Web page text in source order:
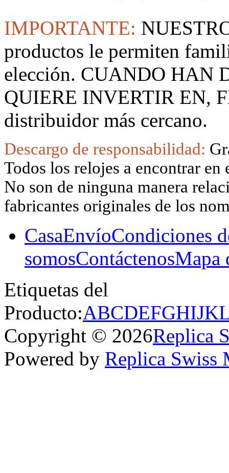
IMPORTANTE:
productos le permiten
elección. CUANDO HAN
QUIERE INVERTIR EN,
distribuidor más cercano.
Descargo de responsabilidad:
Todos los relojes a encontrar
No son de ninguna manera
fabricantes originales de los
CasaEnvíoCondiciones
somosContáctenosMapa
Etiquetas del
Producto:ABCDEFGHIJK
Copyright © 2026Replica
Powered by Replica Swiss